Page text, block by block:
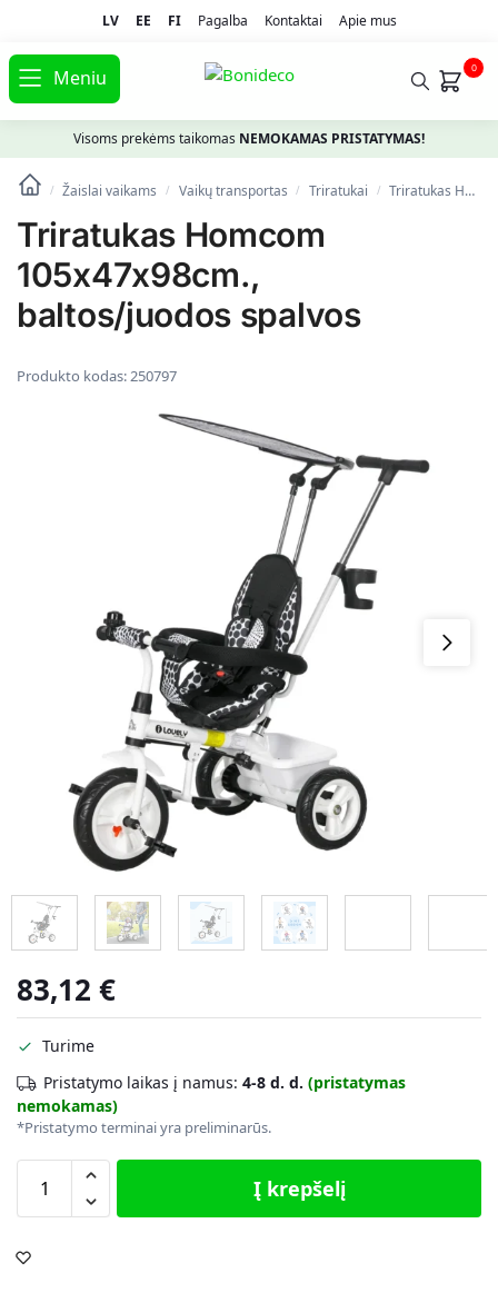
LV EE FI Pagalba Kontaktai Apie mus
Meniu 0
Visoms prekėms taikomas NEMOKAMAS PRISTATYMAS!
/ Žaislai vaikams / Vaikų transportas / Triratukai / Triratukas Homcom 105x47x98cm., baltos/juodos spalvos
Triratukas Homcom
105x47x98cm.,
baltos/juodos spalvos
Produkto kodas:250797
83,12 €
Turime
Pristatymo laikas į namus: 4-8 d. d. (pristatymas
nemokamas)
*Pristatymo terminai yra preliminarūs.
Į krepšelį